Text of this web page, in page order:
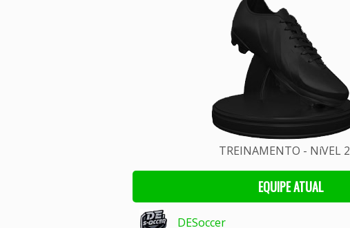
TREINAMENTO - NíVEL 2
EQUIPE ATUAL
DESoccer